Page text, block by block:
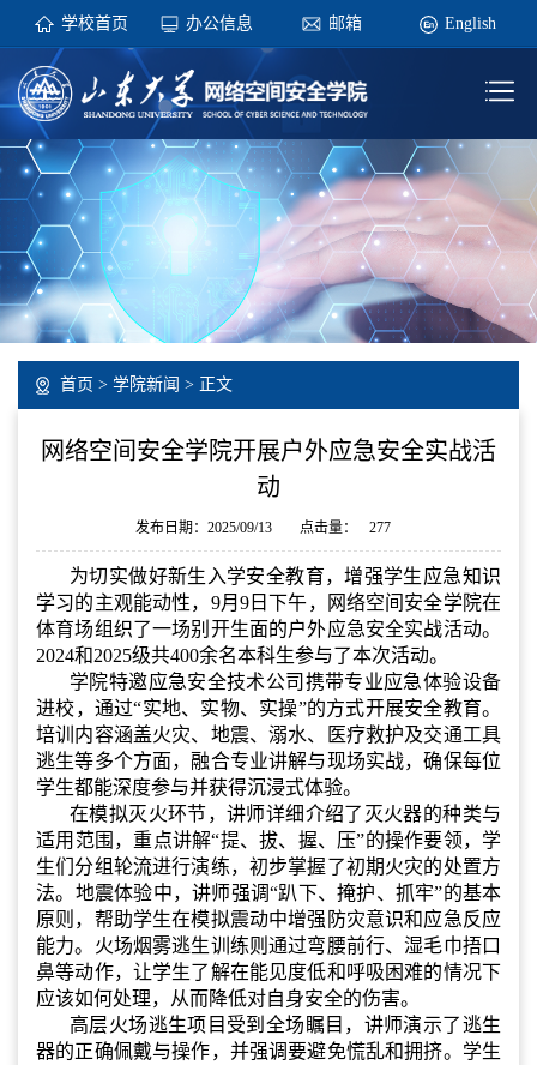
学校首页 办公信息 邮箱 English
首页 > 学院新闻 > 正文
网络空间安全学院开展户外应急安全实战活
动
发布日期：2025/09/13 点击量： 277
为切实做好新生入学安全教育，增强学生应急知识
学习的主观能动性，9月9日下午，网络空间安全学院在
体育场组织了一场别开生面的户外应急安全实战活动。
2024和2025级共400余名本科生参与了本次活动。
学院特邀应急安全技术公司携带专业应急体验设备
进校，通过“实地、实物、实操”的方式开展安全教育。
培训内容涵盖火灾、地震、溺水、医疗救护及交通工具
逃生等多个方面，融合专业讲解与现场实战，确保每位
学生都能深度参与并获得沉浸式体验。
在模拟灭火环节，讲师详细介绍了灭火器的种类与
适用范围，重点讲解“提、拔、握、压”的操作要领，学
生们分组轮流进行演练，初步掌握了初期火灾的处置方
法。地震体验中，讲师强调“趴下、掩护、抓牢”的基本
原则，帮助学生在模拟震动中增强防灾意识和应急反应
能力。火场烟雾逃生训练则通过弯腰前行、湿毛巾捂口
鼻等动作，让学生了解在能见度低和呼吸困难的情况下
应该如何处理，从而降低对自身安全的伤害。
高层火场逃生项目受到全场瞩目，讲师演示了逃生
器的正确佩戴与操作，并强调要避免慌乱和拥挤。学生